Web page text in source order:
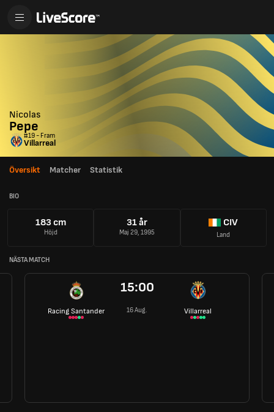
Nicolas
Pepe
#19 - Fram
Villarreal
Översikt Matcher Statistik
BIO
183 cm
Höjd
31 år
Maj 29, 1995
CIV
Land
NÄSTA MATCH
Racing Santander
15:00
16 Aug. Villarreal